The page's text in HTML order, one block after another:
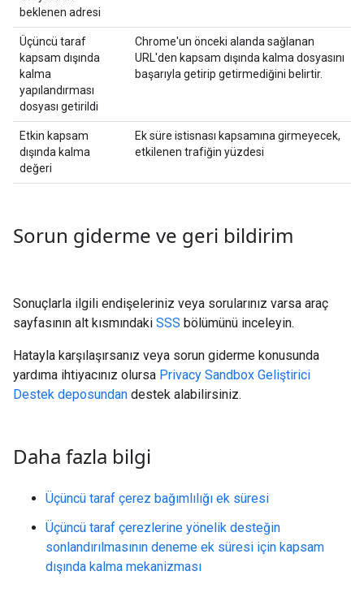
beklenen adresi
Üçüncü taraf
kapsam dışında
kalma
yapılandırması
dosyası getirildi
Chrome'un önceki alanda sağlanan
URL'den kapsam dışında kalma dosyasını
başarıyla getirip getirmediğini belirtir.
Etkin kapsam
dışında kalma
değeri
Ek süre istisnası kapsamına girmeyecek,
etkilenen trafiğin yüzdesi
Sorun giderme ve geri bildirim
Sonuçlarla ilgili endişeleriniz veya sorularınız varsa araç
sayfasının alt kısmındaki SSS bölümünü inceleyin.
Hatayla karşılaşırsanız veya sorun giderme konusunda
yardıma ihtiyacınız olursa Privacy Sandbox Geliştirici
Destek deposundan destek alabilirsiniz.
Daha fazla bilgi
Üçüncü taraf çerez bağımlılığı ek süresi
Üçüncü taraf çerezlerine yönelik desteğin
sonlandırılmasının deneme ek süresi için kapsam
dışında kalma mekanizması